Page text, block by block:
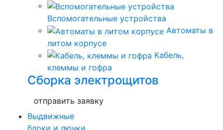
Вспомогательные устройства
Автоматы в
литом корпусе
Кабель,
клеммы и гофра
Сборка электрощитов
отправить заявку
Выдвижные